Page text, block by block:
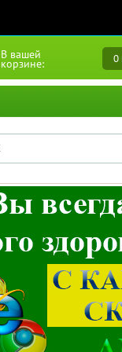
В вашей
корзине: 0